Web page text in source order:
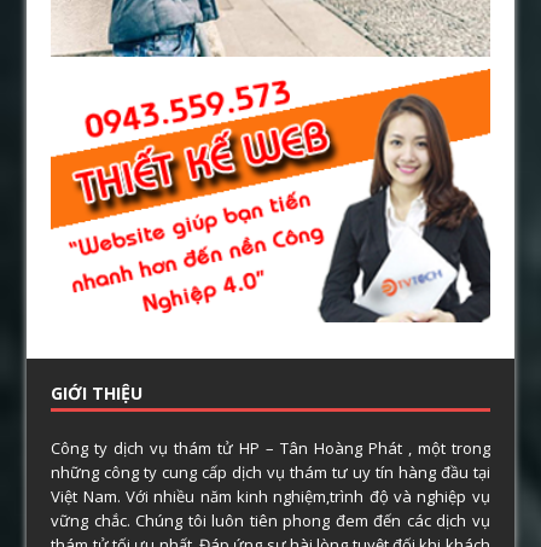
GIỚI THIỆU
Công ty dịch vụ thám tử HP – Tân Hoàng Phát , một trong
những công ty cung cấp dịch vụ thám tư uy tín hàng đầu tại
Việt Nam. Với nhiều năm kinh nghiệm,trình độ và nghiệp vụ
vững chắc. Chúng tôi luôn tiên phong đem đến các dịch vụ